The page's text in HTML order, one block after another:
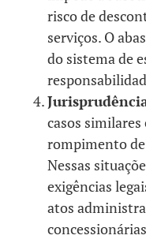
risco de
serviços. O
do sistema de
casos
rompimento
Nessas
exigências
atos